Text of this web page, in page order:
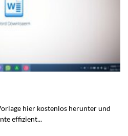
hier kostenlos herunter und
effizient...